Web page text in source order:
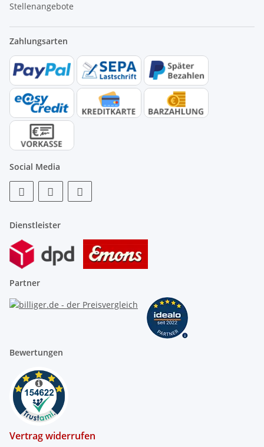
Stellenangebote
Zahlungsarten
Social Media
Dienstleister
Partner
Bewertungen
Vertrag widerrufen